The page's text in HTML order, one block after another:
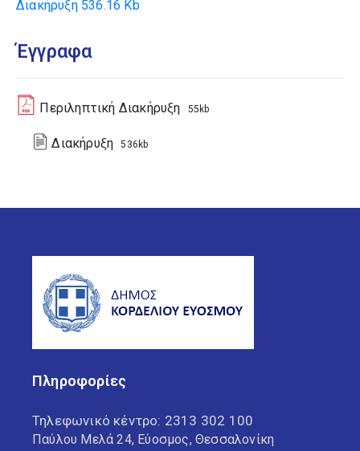
Διακήρυξη536.16 Kb
Έγγραφα
Περιληπτική Διακήρυξη 55kb
Διακήρυξη 536kb
Πληροφορίες
Τηλεφωνικό κέντρο: 2313 302 100
Παύλου Μελά 24, Εύοσμος, Θεσσαλονίκη